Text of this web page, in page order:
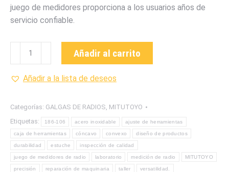
juego de medidores proporciona a los usuarios años de
servicio confiable.
GALGAS
MARCA
MITUTOYO
cantidad
Añadir al carrito
Añadir a la lista de deseos
Categorías: GALGAS DE RADIOS, MITUTOYO
Etiquetas:
186-106 acero inoxidable ajuste de herramientas
caja de herramientas cóncavo convexo diseño de productos
durabilidad estuche inspección de calidad
juego de medidores de radio laboratorio medición de radio MITUTOYO
precisión reparación de maquinaria taller versatilidad.